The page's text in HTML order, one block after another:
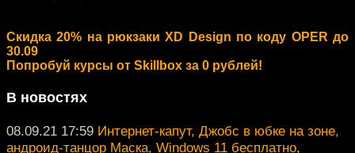
Скидка 20% на рюкзаки XD Design по коду OPER до
30.09
Попробуй курсы от Skillbox за 0 рублей!
В новостях
08.09.21 17:59 Интернет-капут, Джобс в юбке на зоне,
андроид-танцор Маска, Windows 11 бесплатно,